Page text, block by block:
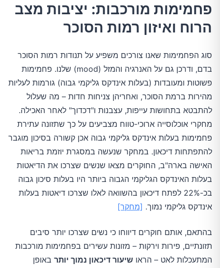
פחמימות מורכבות: יציבות מצב
הרוח ואיזון רמות הסוכר
סוג הפחמימות שאנו צורכים משפיע על תנודות רמות הסוכר
בדם, ודרכן גם על האנרגיה והמזל (mood) שלנו. פחמימות
פשוטות ומעובדות (בעלות אינדקס גליקמי גבוה) גורמות לעליות
מהירות ברמת הסוכר, ואחריהן צניחות חדות – מה שעלול
להתבטא בתחושות עייפות, עצבנות ו"דכדוך" לאחר האכילה.
מחקרי אוכלוסייה ארוכי-טווח מצביעים על כך שתזונה עתירת
פחמימות בעלות אינדקס גליקמי גבוה אכן קשורה בסיכון מוגבר
להתפתחות דיכאון. במחקר שנעשה במסגרת יוזמת בריאות
האישה בארה"ב, החוקרים מצאו שנשים שצרכו את הדיאטות
בעלות האינדקס הגליקמי הגבוה ביותר היו בעלות סיכון גבוה
בכ-22% לפתח דיכאון בהשוואה לאלו שצרכו דיאטות בעלות
אינדקס גליקמי נמוך. [מחקר]
בהתאם, אותם חוקרים דיווחו כי נשים שצרכו יותר סיבים
תזונתיים, פירות וירקות – מזונות עשירים בפחמימות מורכבות
המתעכלות לאט – הראו שיעור דיכאון נמוך יותר באופן